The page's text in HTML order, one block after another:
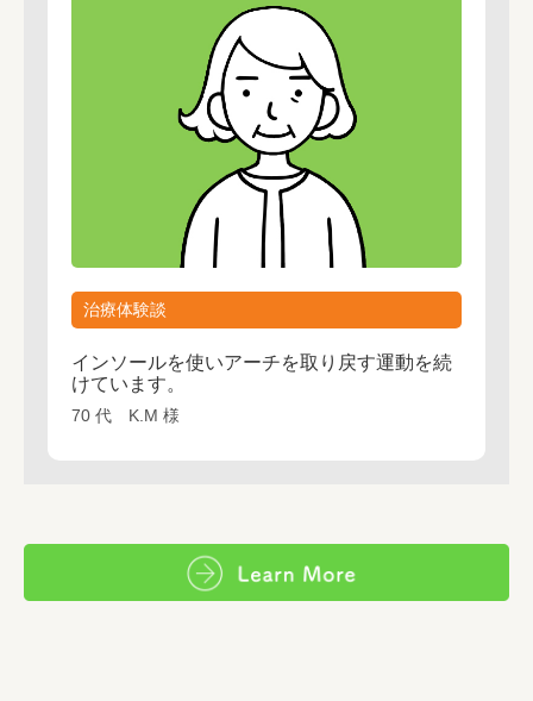
治療体験談
インソールを使いアーチを取り戻す運動を続
けています。
70 代 K.M 様